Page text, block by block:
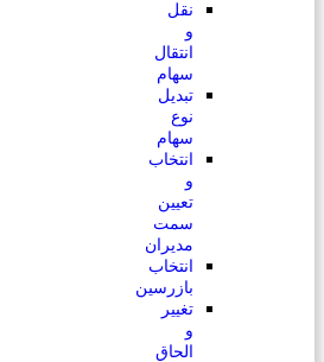
نقل
و
انتقال
سهام
تبدیل
نوع
سهام
انتخاب
و
تعیین
سمت
مدیران
انتخاب
بازرسین
تغییر
و
الحاق